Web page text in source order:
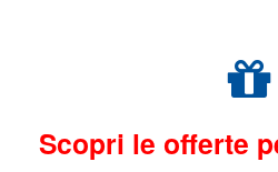
Scopri le offerte